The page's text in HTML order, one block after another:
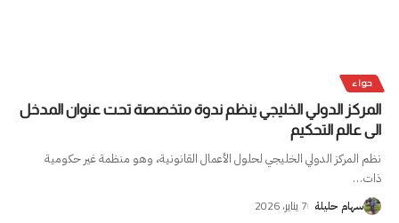
حواء
المركز الدولي الخليجي ينظم ندوة متخصصة تحت عنوان المدخل
الى عالم التحكيم
نظم المركز الدولي الخليجي لحلول الأعمال القانونية، وهو منظمة غير حكومية
ذات…
سهام حليلة 7 يناير، 2026